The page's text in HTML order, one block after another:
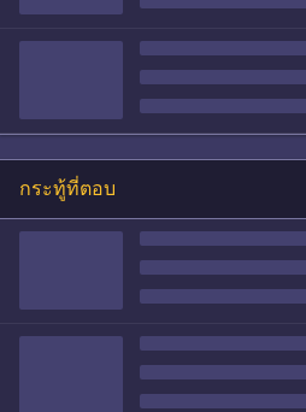
กระทู้ที่ตอบ